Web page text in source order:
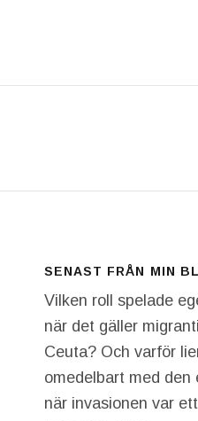
SENAST FRÅN MIN
Vilken roll spelade
när det gäller
Ceuta? Och varför
omedelbart med den
när invasionen var